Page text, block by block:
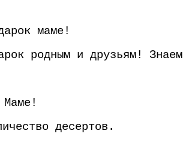
маме!
родным и друзьям!
Маме!
десертов.